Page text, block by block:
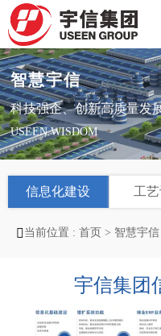
智慧宇信
科技强企、创新高质量发
USEEN WISDOM
信息化建设 工
 当前位置 : 首页 > 智慧宇信
宇信集团